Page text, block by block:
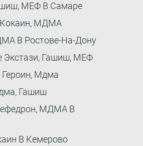
МЕФ В Самаре
МДМА
В Ростове-На-Дону
Экстази, Гашиш, МЕФ
Героин, Мдма
Гашиш
МДМА В
В Кемерово